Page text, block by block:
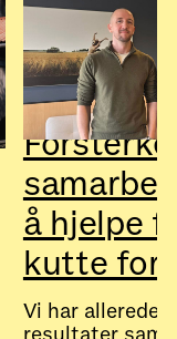
July 28, 2026
Nyheter
å hjelpe
kutte
Vi har allerede